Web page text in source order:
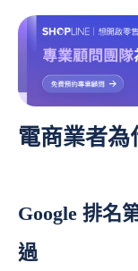
電商業者為
Google 排名
過